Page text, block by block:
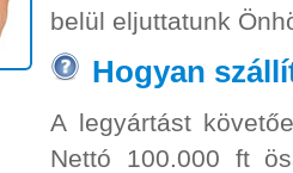
belül eljuttatunk
Hogyan
A legyártást
Nettó 100.000 ft